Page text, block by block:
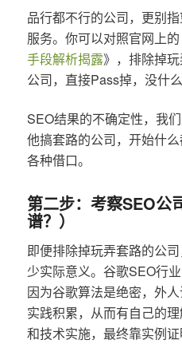
品行都不行的公司，更别
服务。你可以对照官网上
手段解析揭露》，排除掉
公司，直接Pass掉，没什么
SEO结果的不确定性，我
他搞套路的公司，开始什
各种借口。
第二步：考察SEO公
谱？）
即便排除掉玩弄套路的公
少实际意义。谷歌SEO行
因为谷歌算法是绝密，外
实践积累，从而有自己的
和技术实施，最终靠实例